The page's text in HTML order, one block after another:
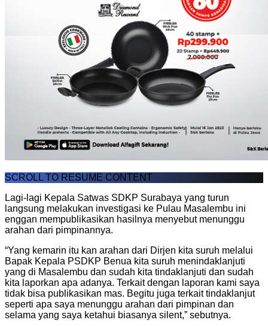
SCROLL TO RESUME CONTENT
Lagi-lagi Kepala Satwas SDKP Surabaya yang turun
langsung melakukan investigasi ke Pulau Masalembu ini
enggan mempublikasikan hasilnya menyebut menunggu
arahan dari pimpinannya.
“Yang kemarin itu kan arahan dari Dirjen kita suruh melalui
Bapak Kepala PSDKP Benua kita suruh menindaklanjuti
yang di Masalembu dan sudah kita tindaklanjuti dan sudah
kita laporkan apa adanya. Terkait dengan laporan kami saya
tidak bisa publikasikan mas. Begitu juga terkait tindaklanjut
seperti apa saya menunggu arahan dari pimpinan dan
selama yang saya ketahui biasanya silent,” sebutnya.